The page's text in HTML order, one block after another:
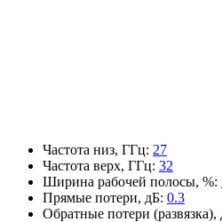
Частота низ, ГГц: 27
Частота верх, ГГц: 32
Ширина рабочей полосы, %:
Прямые потери, дБ: 0.3
Обратные потери (развязка),